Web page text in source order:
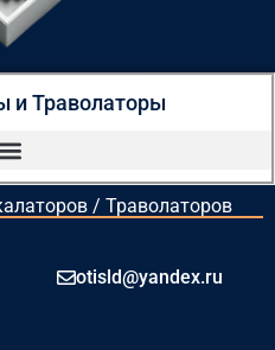
и Траволаторы
/ Траволаторов
otisld@yandex.ru